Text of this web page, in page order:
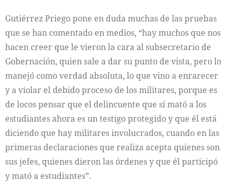
Gutiérrez Priego pone en duda muchas de las pruebas
que se han comentado en medios, “hay muchos que nos
hacen creer que le vieron la cara al subsecretario de
Gobernación, quien sale a dar su punto de vista, pero lo
manejó como verdad absoluta, lo que vino a enrarecer
y a violar el debido proceso de los militares, porque es
de locos pensar que el delincuente que sí mató a los
estudiantes ahora es un testigo protegido y que él está
diciendo que hay militares involucrados, cuando en las
primeras declaraciones que realiza acepta quienes son
sus jefes, quienes dieron las órdenes y que él participó
y mató a estudiantes”.